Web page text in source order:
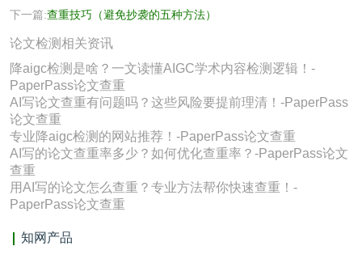
下一篇:查重技巧（避免抄袭的五种方法）
论文检测相关资讯
降aigc检测是啥？一文读懂AIGC学术内容检测逻辑！-
PaperPass论文查重
AI写论文查重有问题吗？这些风险要提前理清！-PaperPass
论文查重
专业降aigc检测的网站推荐！-PaperPass论文查重
AI写的论文查重率多少？如何优化查重率？-PaperPass论文
查重
用AI写的论文怎么查重？专业方法帮你快速查重！-
PaperPass论文查重
知网产品